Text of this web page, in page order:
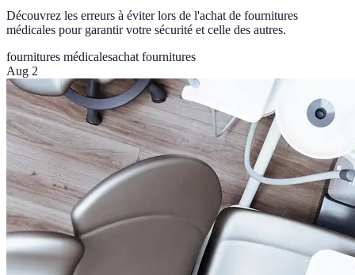
Découvrez les erreurs à éviter lors de l'achat de fournitures
médicales pour garantir votre sécurité et celle des autres.
fournitures médicalesachat fournitures
Aug 2